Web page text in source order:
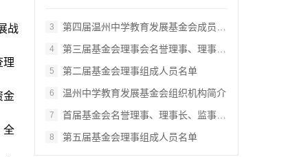
战
理
金
全
3
第四届温州中学教育发展基金会成员组成名单…
4 第三届基金会理事会名誉理事、理事长、监事…
5 第二届基金会理事组成人员名单
6 温州中学教育发展基金会组织机构简介
7 首届基金会名誉理事、理事长、监事、秘书长…
8 第五届基金会理事组成人员名单